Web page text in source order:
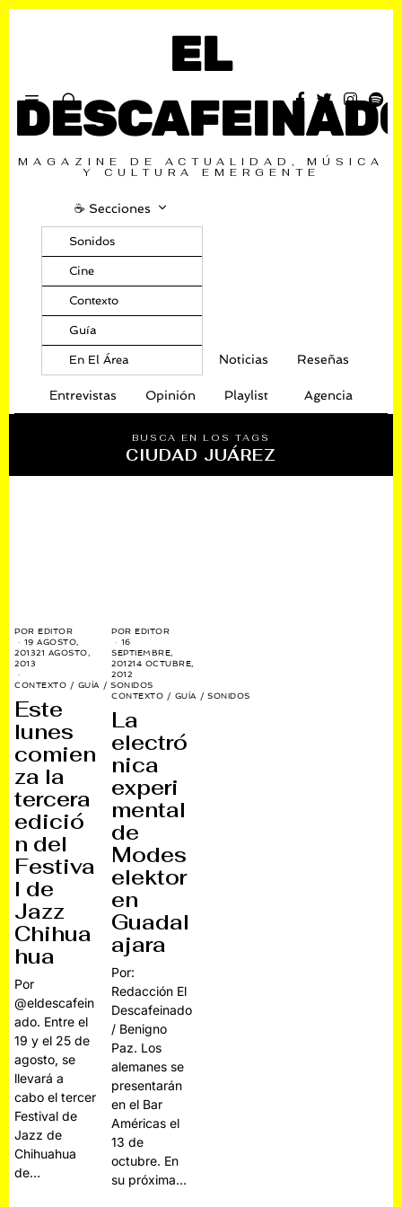
EL
MAGAZINE DE ACTUALIDAD, MÚSICA
Y CULTURA EMERGENTE
☕️ Secciones
Sonidos
Cine
Contexto
Guía
En El Área Noticias Reseñas
Entrevistas Opinión Playlist Agencia
BUSCA EN LOS TAGS
CIUDAD JUÁREZ
POREDITOR
19 AGOSTO,
201321 AGOSTO,
2013
CONTEXTO / GUÍA / SONIDOS
Este
lunes
comien
za la
tercera
edició
n del
Festiva
l de
Jazz
Chihua
hua
Por
@eldescafein
ado. Entre el
19 y el 25 de
agosto, se
llevará a
cabo el tercer
Festival de
Jazz de
Chihuahua
de…
POREDITOR
16
SEPTIEMBRE,
201214 OCTUBRE,
2012
CONTEXTO / GUÍA / SONIDOS
La
electró
nica
experi
mental
de
Modes
elektor
en
Guadal
ajara
Por:
Redacción El
Descafeinado
/ Benigno
Paz. Los
alemanes se
presentarán
en el Bar
Américas el
13 de
octubre. En
su próxima…